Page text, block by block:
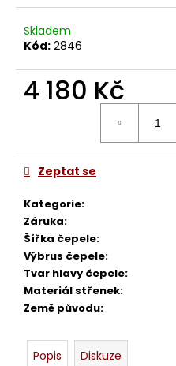
Skladem
Kód: 2846
4 180 Kč
Kategorie:
Záruka:
Šířka čepele:
Výbrus čepele:
Tvar hlavy čepele:
Materiál střenek:
Země původu:
Zeptat se
Popis Diskuze
D
o
o
č
u
e
m
e
BŘITVA
3/8
BRADREI
880